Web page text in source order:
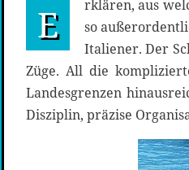
E
rklären, aus
so
Italiener. Der
Züge. All die
Landesgrenzen
Disziplin, präzise